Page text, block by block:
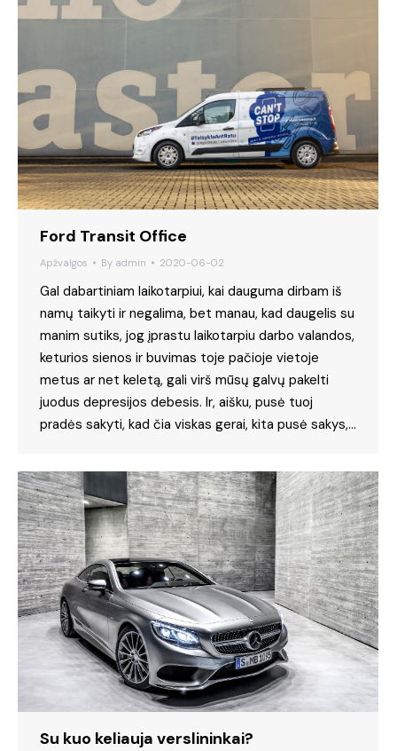
Ford Transit Office
Apžvalgos By admin 2020-06-02
Gal dabartiniam laikotarpiui, kai dauguma dirbam iš
namų taikyti ir negalima, bet manau, kad daugelis su
manim sutiks, jog įprastu laikotarpiu darbo valandos,
keturios sienos ir buvimas toje pačioje vietoje
metus ar net keletą, gali virš mūsų galvų pakelti
juodus depresijos debesis. Ir, aišku, pusė tuoj
pradės sakyti, kad čia viskas gerai, kita pusė sakys,…
Su kuo keliauja verslininkai?